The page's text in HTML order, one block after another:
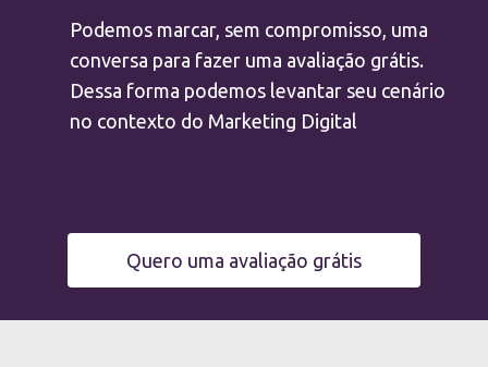
Podemos marcar, sem compromisso, uma
conversa para fazer uma avaliação grátis.
Dessa forma podemos levantar seu cenário
no contexto do Marketing Digital
Quero uma avaliação grátis